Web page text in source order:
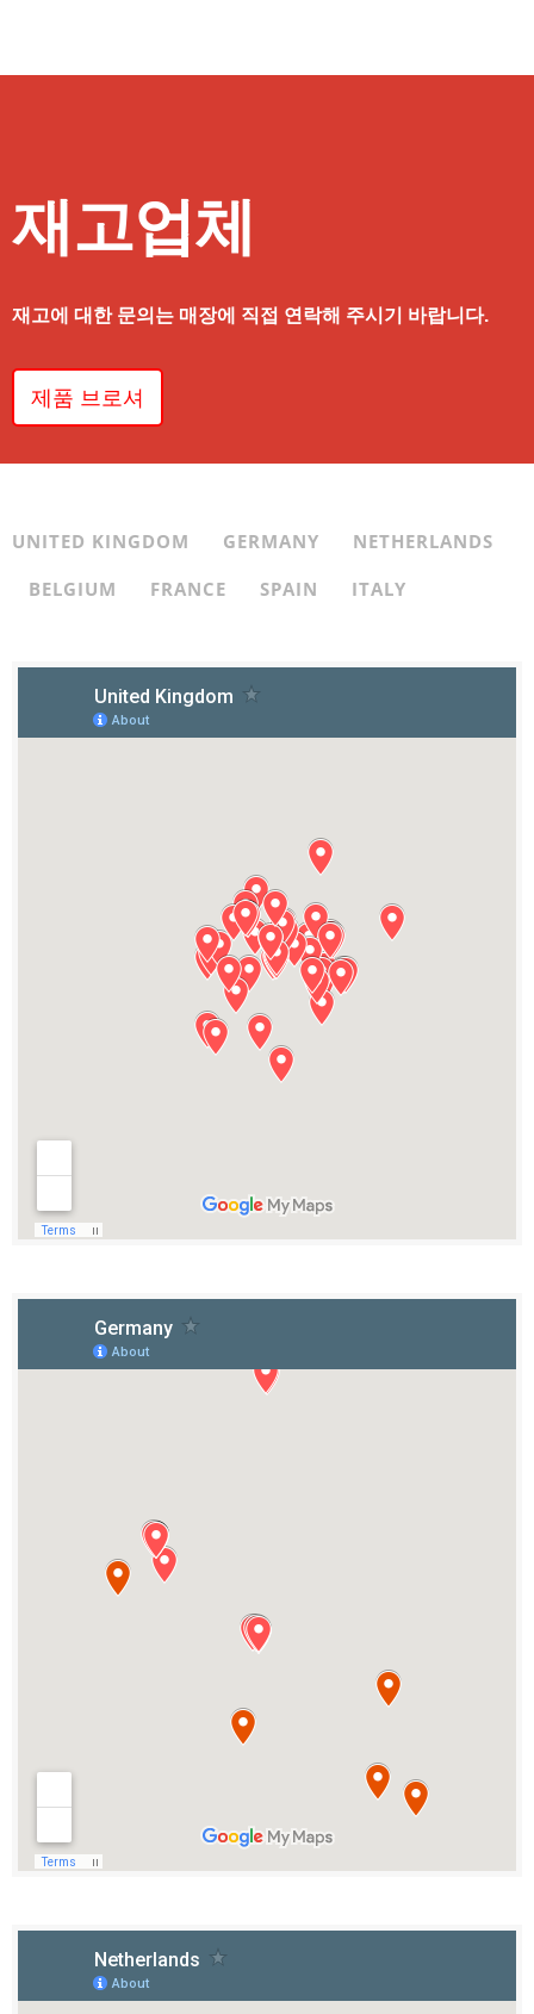
재고업체
재고에 대한 문의는 매장에 직접 연락해 주시기 바랍니다.
제품 브로셔
UNITED KINGDOM GERMANY
NETHERLANDS
BELGIUM
FRANCE SPAIN ITALY